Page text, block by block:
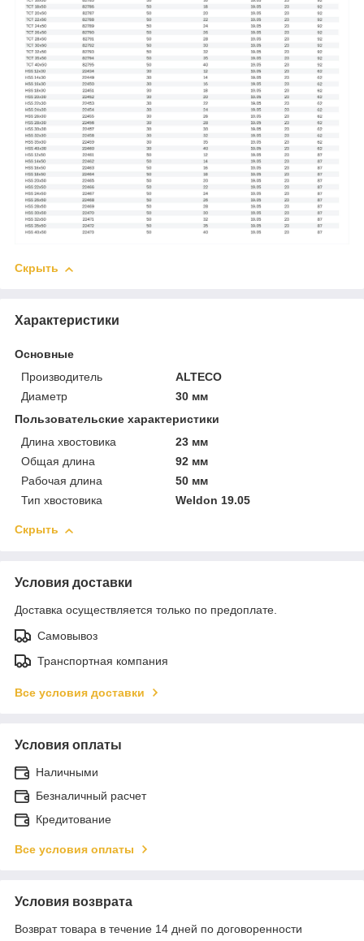
Скрыть
Характеристики
Основные
Производитель
ALTECO
Диаметр
30 мм
Пользовательские характеристики
Длина хвостовика
23 мм
Общая длина
92 мм
Рабочая длина
50 мм
Тип хвостовика
Weldon 19.05
Скрыть
Условия доставки
Доставка осуществляется только по предоплате.
Самовывоз
Транспортная компания
Все условия доставки
Условия оплаты
Наличными
Безналичный расчет
Кредитование
Все условия оплаты
Условия возврата
Возврат товара в течение 14 дней по договоренности